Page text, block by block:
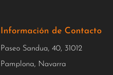
Información de Contacto
Paseo Sandua, 40, 31012
Pamplona, Navarra